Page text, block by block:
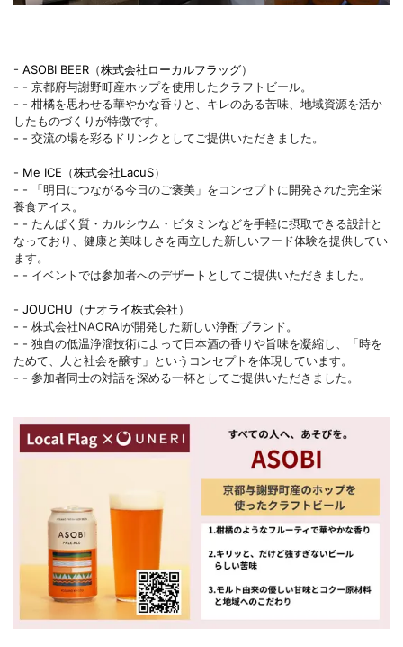
- ASOBI BEER （株式会社ローカルフラッグ）
- - 京都府与謝野町産ホップを使用したクラフトビール。
- - 柑橘を思わせる華やかな香りと、キレのある苦味、地域資源を活か
したものづくりが特徴です。
- - 交流の場を彩るドリンクとしてご提供いただきました。
- Me ICE （株式会社LacuS）
- - 「明日につながる今日のご褒美」をコンセプトに開発された完全栄
養食アイス。
- - たんぱく質・カルシウム・ビタミンなどを手軽に摂取できる設計と
なっており、健康と美味しさを両立した新しいフード体験を提供してい
ます。
- - イベントでは参加者へのデザートとしてご提供いただきました。
- JOUCHU （ナオライ株式会社）
- - 株式会社NAORAIが開発した新しい浄酎ブランド。
- - 独自の低温浄溜技術によって日本酒の香りや旨味を凝縮し、「時を
ためて、人と社会を醸す」というコンセプトを体現しています。
- - 参加者同士の対話を深める一杯としてご提供いただきました。